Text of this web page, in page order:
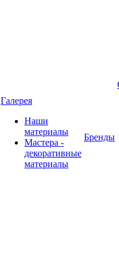
Галерея
Наши
материалы
Мастера -
декоративные
материалы
Бренды